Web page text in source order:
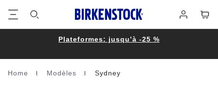
connecter
Plateformes: jusqu’à -25 %
Homepage
Home Modèles Sydney